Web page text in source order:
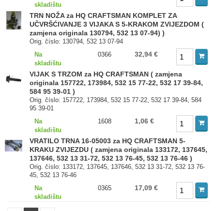
skladištu
TRN NOŽA za HQ CRAFTSMAN KOMPLET ZA
UČVRŠĆIVANJE 3 VIJAKA S 5-KRAKOM ZVIJEZDOM (
zamjena originala 130794, 532 13 07-94) )
Orig. číslo: 130794, 532 13 07-94
Na
skladištu
0366 32,94 €
VIJAK S TRZOM za HQ CRAFTSMAN ( zamjena
originala 157722, 173984, 532 15 77-22, 532 17 39-84,
584 95 39-01 )
Orig. číslo: 157722, 173984, 532 15 77-22, 532 17 39-84, 584
95 39-01
Na
skladištu
1608 1,06 €
VRATILO TRNA 16-05003 za HQ CRAFTSMAN 5-
KRAKU ZVIJEZDU ( zamjena originala 133172, 137645,
137646, 532 13 31-72, 532 13 76-45, 532 13 76-46 )
Orig. číslo: 133172, 137645, 137646, 532 13 31-72, 532 13 76-
45, 532 13 76-46
Na
skladištu
0365 17,09 €